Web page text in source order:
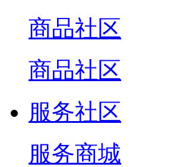
商品社区
商品社区
服务社区
服务商城